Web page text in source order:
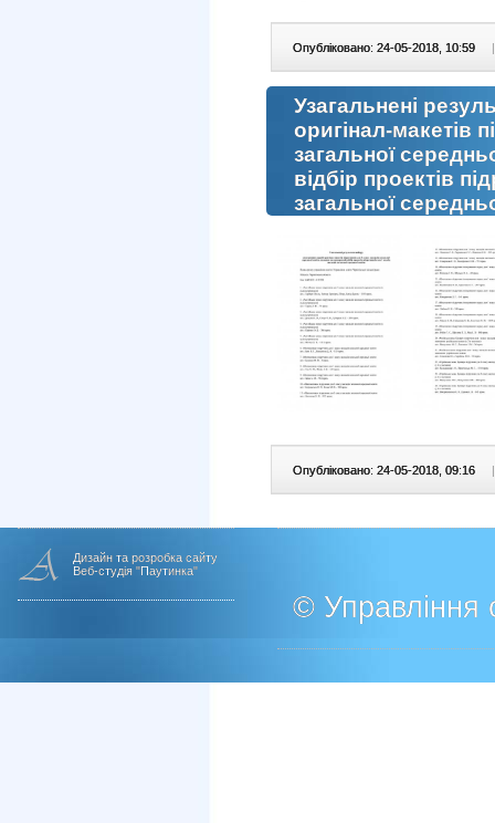
Опубліковано: 24-05-2018, 10:59 |
Узагальнені
оригінал-макетів
загальної
відбір проектів
загальної
Опубліковано: 24-05-2018, 09:16 |
Дизайн та розробка сайту
Веб-студія "Паутинка"
© Управління